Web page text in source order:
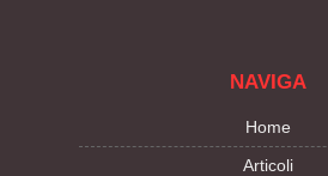
NAVIGA
Home
Articoli